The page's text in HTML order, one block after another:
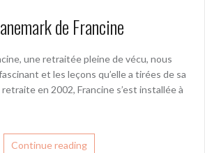
de Francine
une retraitée pleine de vécu, nous
et les leçons qu’elle a tirées de sa
en 2002, Francine s’est installée à
Continue reading